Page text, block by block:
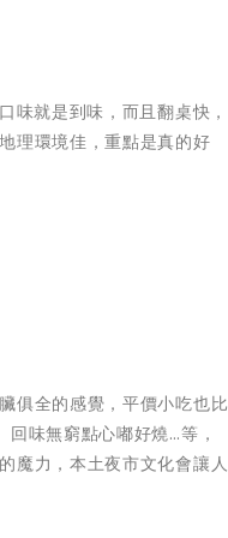
味就是到味，而且翻桌快，
理環境佳，重點是真的好
俱全的感覺，平價小吃也比
味無窮點心嘟好燒…等，
魔力，本土夜市文化會讓人